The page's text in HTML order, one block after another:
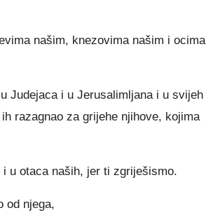
našim, knezovima našim i ocima
Judejaca i u Jerusalimljana i u svijeh
razagnao za grijehe njihove, kojima
u otaca naših, jer ti zgriješismo.
od njega,